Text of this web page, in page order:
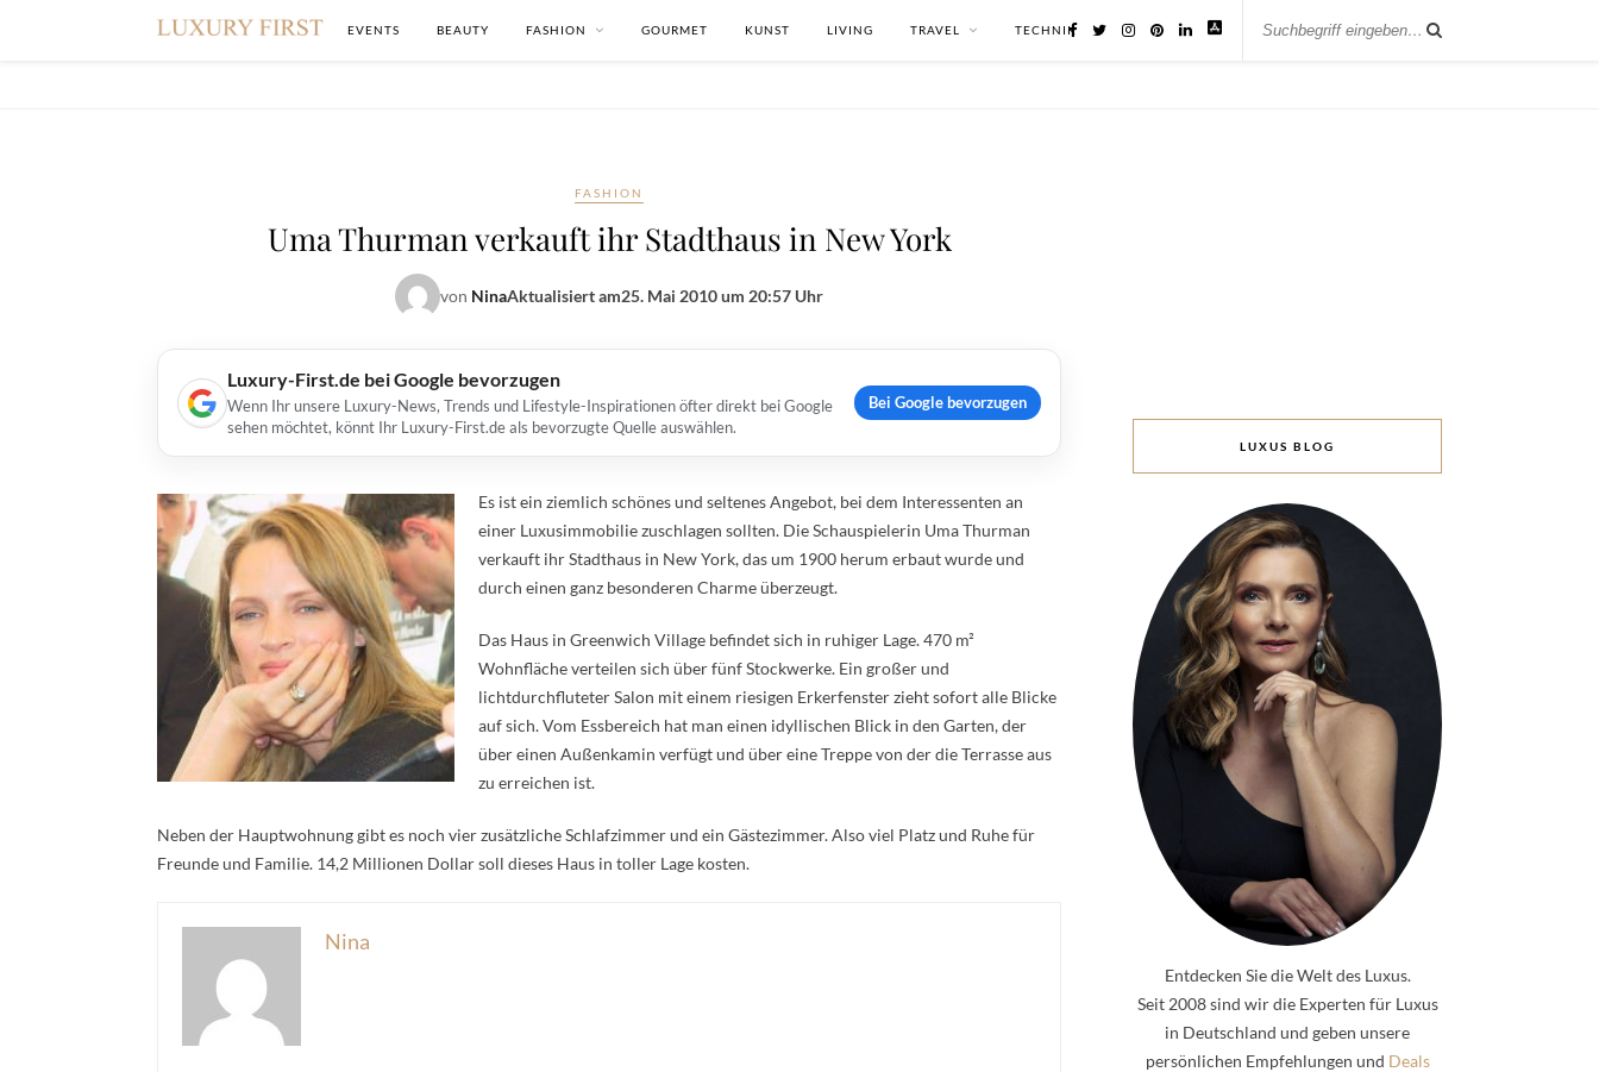
EVENTS BEAUTY FASHION GOURMET KUNST LIVING TRAVEL TECHNIK
FASHION
Uma Thurman verkauft ihr Stadthaus in New York
von NinaAktualisiert am25. Mai 2010 um 20:57 Uhr
Luxury-First.de bei Google bevorzugen
Wenn Ihr unsere Luxury-News, Trends und Lifestyle-Inspirationen öfter direkt bei Google
sehen möchtet, könnt Ihr Luxury-First.de als bevorzugte Quelle auswählen.
Bei Google bevorzugen
Es ist ein ziemlich schönes und seltenes Angebot, bei dem Interessenten an
einer Luxusimmobilie zuschlagen sollten. Die Schauspielerin Uma Thurman
verkauft ihr Stadthaus in New York, das um 1900 herum erbaut wurde und
durch einen ganz besonderen Charme überzeugt.
Das Haus in Greenwich Village befindet sich in ruhiger Lage. 470 m²
Wohnfläche verteilen sich über fünf Stockwerke. Ein großer und
lichtdurchfluteter Salon mit einem riesigen Erkerfenster zieht sofort alle Blicke
auf sich. Vom Essbereich hat man einen idyllischen Blick in den Garten, der
über einen Außenkamin verfügt und über eine Treppe von der die Terrasse aus
zu erreichen ist.
Neben der Hauptwohnung gibt es noch vier zusätzliche Schlafzimmer und ein Gästezimmer. Also viel Platz und Ruhe für
Freunde und Familie. 14,2 Millionen Dollar soll dieses Haus in toller Lage kosten.
Nina
LUXUS BLOG
Entdecken Sie die Welt des Luxus.
Seit 2008 sind wir die Experten für Luxus
in Deutschland und geben unsere
persönlichen Empfehlungen und Deals